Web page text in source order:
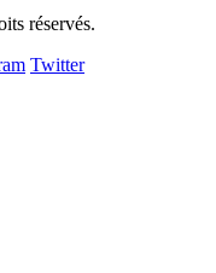
réservés.
Twitter